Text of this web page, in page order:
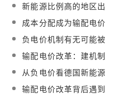
新能源比例高的地区出
现负电价的频率也较
高？
成本分配成为输配电价
改革的盲区
负电价机制有无可能被
引入到可再生能源发电
领域？
输配电价改革：建机制
比降电价更重要
从负电价看德国新能源
消纳的借鉴意义
输配电价改革背后遇到